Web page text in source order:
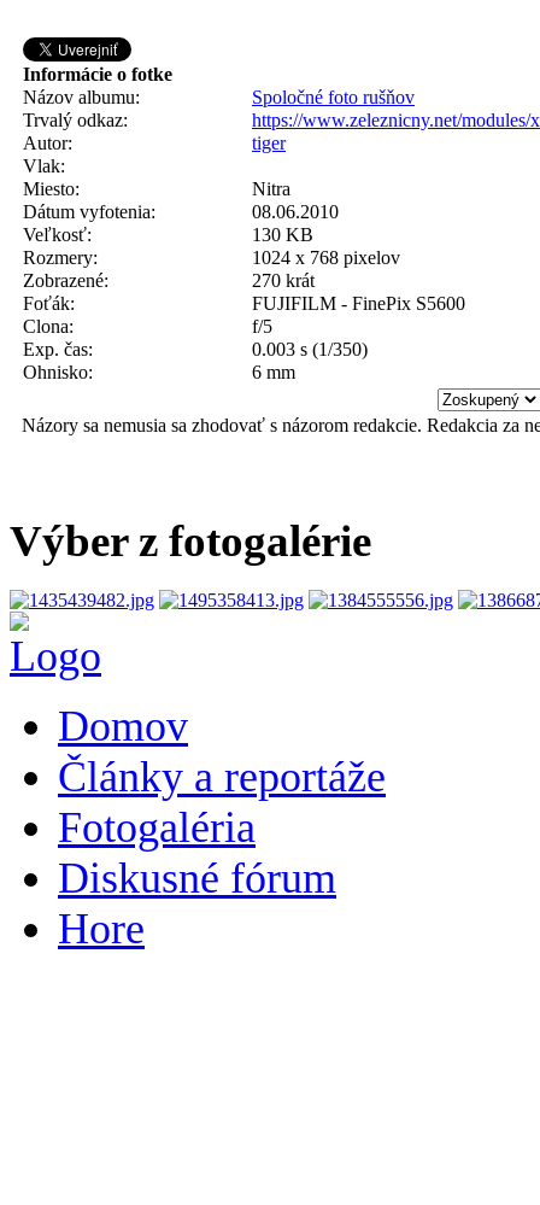
Informácie o fotke
Názov albumu:
Spoločné foto rušňov
Trvalý odkaz:
https://www.zeleznicny.net/
Autor:
tiger
Vlak:
Miesto:
Nitra
Dátum vyfotenia:
08.06.2010
Veľkosť:
130 KB
Rozmery:
1024 x 768 pixelov
Zobrazené:
270 krát
Foťák:
FUJIFILM - FinePix S5600
Clona:
f/5
Exp. čas:
0.003 s (1/350)
Ohnisko:
6 mm
Názory sa nemusia sa zhodovať s názorom redakcie. Redakcia za
Výber z fotogalérie
Domov
Články a reportáže
Fotogaléria
Diskusné fórum
Hore